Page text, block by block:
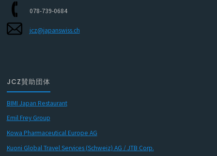
078-739-0684
jcz@japanswiss.ch
JCZ賛助団体
BIMI Japan Restaurant
Emil Frey Group
Kowa Pharmaceutical Europe AG
Kuoni Global Travel Services (Schweiz) AG / JTB Corp.